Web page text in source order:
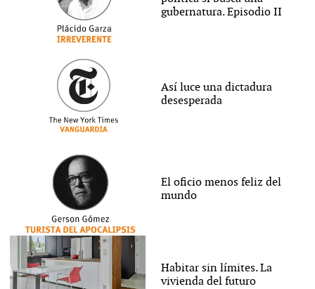
gubernatura. Episodio II
Así luce una dictadura
desesperada
El oficio menos feliz del
mundo
Habitar sin límites. La
vivienda del futuro